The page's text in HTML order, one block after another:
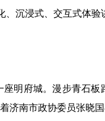
、沉浸式、交互式体
座明府城。漫步青石
南市政协委员张晓国